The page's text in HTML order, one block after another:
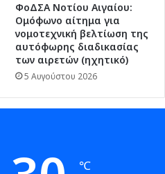
ΦοΔΣΑ Νοτίου Αιγαίου:
Ομόφωνο αίτημα για
νομοτεχνική βελτίωση της
αυτόφωρης διαδικασίας
των αιρετών (ηχητικό)
5 Αυγούστου 2026
℃